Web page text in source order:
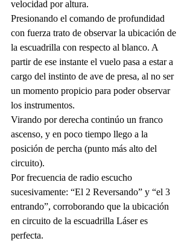
velocidad por altura.
Presionando el comando de profundidad
con fuerza trato de observar la ubicación de
la escuadrilla con respecto al blanco. A
partir de ese instante el vuelo pasa a estar a
cargo del instinto de ave de presa, al no ser
un momento propicio para poder observar
los instrumentos.
Virando por derecha continúo un franco
ascenso, y en poco tiempo llego a la
posición de percha (punto más alto del
circuito).
Por frecuencia de radio escucho
sucesivamente: “El 2 Reversando” y “el 3
entrando”, corroborando que la ubicación
en circuito de la escuadrilla Láser es
perfecta.